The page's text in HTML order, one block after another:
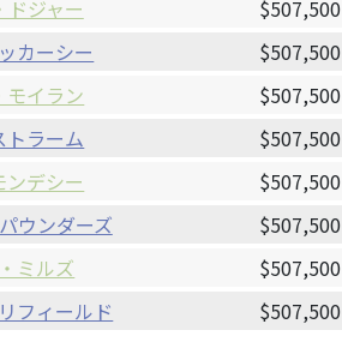
ドジャー
$507,500
カーシー
$507,500
モイラン
$507,500
トラーム
$507,500
ンデシー
$507,500
ウンダーズ
$507,500
ミルズ
$507,500
フィールド
$507,500